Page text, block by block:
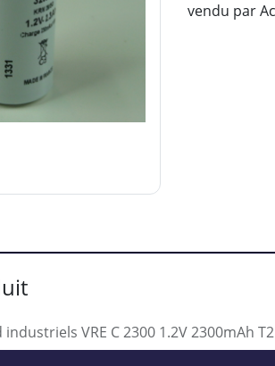
vendu par
VRE C 2300 1.2V 2300mAh